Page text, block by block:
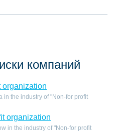
компаний
organization
in the industry of "Non-for profit
organization
in the industry of "Non-for profit